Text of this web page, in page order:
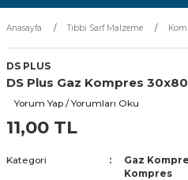
Anasayfa Tıbbi Sarf Malzeme
DS PLUS
DS Plus Gaz Kompres
Yorum Yap / Yorumları Oku
11,00 TL
Kategori Gaz
Kompres